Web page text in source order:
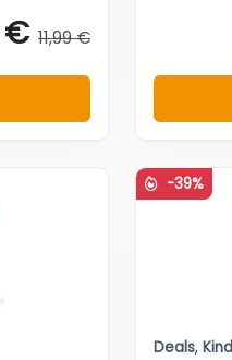
€ 11,99 €
-39%
Deals,